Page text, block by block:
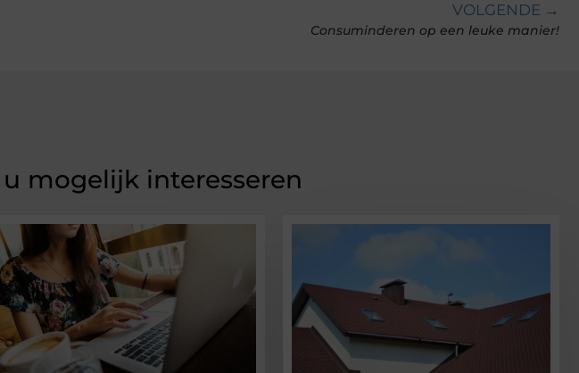
VOLGENDE →
Consuminderen op een leuke manier!
mogelijk interesseren